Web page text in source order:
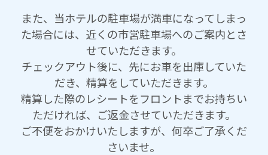
また、当ホテルの駐車場が満車になってしまっ
た場合には、近くの市営駐車場へのご案内とさ
せていただきます。
チェックアウト後に、先にお車を出庫していた
だき、精算をしていただきます。
精算した際のレシートをフロントまでお持ちい
ただければ、ご返金させていただきます。
ご不便をおかけいたしますが、何卒ご了承くだ
さいませ。